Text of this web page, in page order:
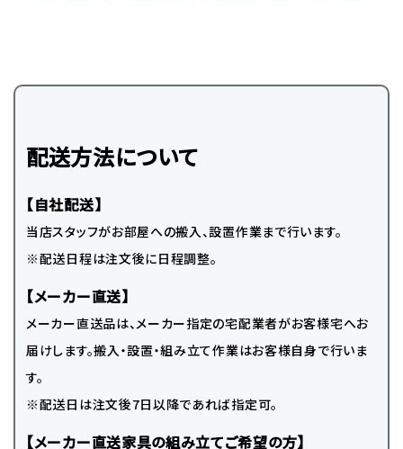
配送方法について
【自社配送】
当店スタッフがお部屋への搬入、設置作業まで行います。
※配送日程は注文後に日程調整。
【メーカー直送】
メーカー直送品は、メーカー指定の宅配業者がお客様宅へお
届けします。搬入・設置・組み立て作業はお客様自身で行いま
す。
※配送日は注文後7日以降であれば指定可。
【メーカー直送家具の組み立てご希望の方】